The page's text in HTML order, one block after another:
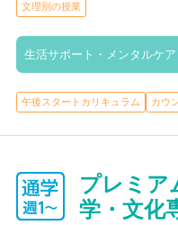
文理別の授業
生活サポート・メンタルケア
午後スタートカリキュラム カウ
プレミア
学・文化